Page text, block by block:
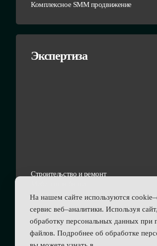
Комплексное SMM продвижение
Экспертиза
Строительство и ремонт
В2В услуги
На нашем сайте используются
сервис веб–аналитики. Используя
обработку персональных данных
файлов. Подробнее об обработке